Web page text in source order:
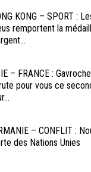
KONG – SPORT :
remportent la
– FRANCE : Gavroche
pour vous ce
– CONFLIT :
des Nations Unies